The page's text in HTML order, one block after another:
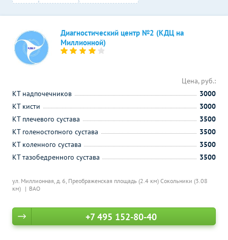
Диагностический центр №2 (КДЦ на
Миллионной)
ул. Миллионная, д. 6, Преображенская площадь (2.4 км) Сокольники (3.08
км)
ВАО
Цена, руб.:
КТ надпочечников
3000
КТ кисти
3000
КТ плечевого сустава
3500
КТ голеностопного сустава
3500
КТ коленного сустава
3500
КТ тазобедренного сустава
3500
+7 495 152-80-40